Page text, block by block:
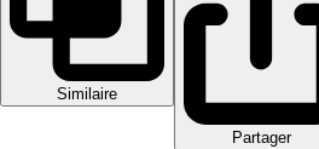
Similaire
Partager